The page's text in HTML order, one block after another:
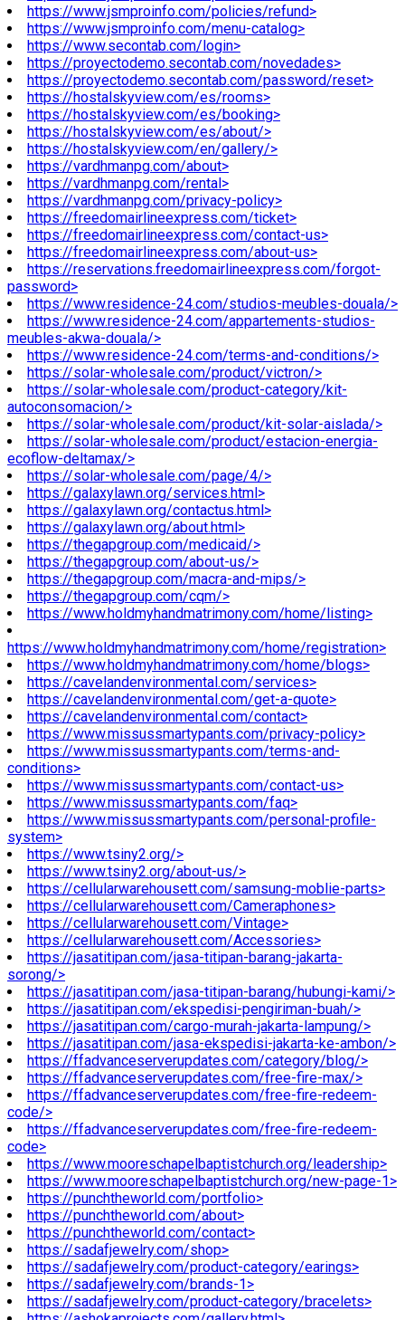
https://www.jsmproinfo.com/policies/refund>
https://www.jsmproinfo.com/menu-catalog>
https://www.secontab.com/login>
https://proyectodemo.secontab.com/novedades>
https://proyectodemo.secontab.com/password/reset>
https://hostalskyview.com/es/rooms>
https://hostalskyview.com/es/booking>
https://hostalskyview.com/es/about/>
https://hostalskyview.com/en/gallery/>
https://vardhmanpg.com/about>
https://vardhmanpg.com/rental>
https://vardhmanpg.com/privacy-policy>
https://freedomairlineexpress.com/ticket>
https://freedomairlineexpress.com/contact-us>
https://freedomairlineexpress.com/about-us>
https://reservations.freedomairlineexpress.com/forgot-
password>
https://www.residence-24.com/studios-meubles-douala/>
https://www.residence-24.com/appartements-studios-
meubles-akwa-douala/>
https://www.residence-24.com/terms-and-conditions/>
https://solar-wholesale.com/product/victron/>
https://solar-wholesale.com/product-category/kit-
autoconsomacion/>
https://solar-wholesale.com/product/kit-solar-aislada/>
https://solar-wholesale.com/product/estacion-energia-
ecoflow-deltamax/>
https://solar-wholesale.com/page/4/>
https://galaxylawn.org/services.html>
https://galaxylawn.org/contactus.html>
https://galaxylawn.org/about.html>
https://thegapgroup.com/medicaid/>
https://thegapgroup.com/about-us/>
https://thegapgroup.com/macra-and-mips/>
https://thegapgroup.com/cqm/>
https://www.holdmyhandmatrimony.com/home/listing>
https://www.holdmyhandmatrimony.com/home/registration>
https://www.holdmyhandmatrimony.com/home/blogs>
https://cavelandenvironmental.com/services>
https://cavelandenvironmental.com/get-a-quote>
https://cavelandenvironmental.com/contact>
https://www.missussmartypants.com/privacy-policy>
https://www.missussmartypants.com/terms-and-
conditions>
https://www.missussmartypants.com/contact-us>
https://www.missussmartypants.com/faq>
https://www.missussmartypants.com/personal-profile-
system>
https://www.tsiny2.org/>
https://www.tsiny2.org/about-us/>
https://cellularwarehousett.com/samsung-moblie-parts>
https://cellularwarehousett.com/Cameraphones>
https://cellularwarehousett.com/Vintage>
https://cellularwarehousett.com/Accessories>
https://jasatitipan.com/jasa-titipan-barang-jakarta-
sorong/>
https://jasatitipan.com/jasa-titipan-barang/hubungi-kami/>
https://jasatitipan.com/ekspedisi-pengiriman-buah/>
https://jasatitipan.com/cargo-murah-jakarta-lampung/>
https://jasatitipan.com/jasa-ekspedisi-jakarta-ke-ambon/>
https://ffadvanceserverupdates.com/category/blog/>
https://ffadvanceserverupdates.com/free-fire-max/>
https://ffadvanceserverupdates.com/free-fire-redeem-
code/>
https://ffadvanceserverupdates.com/free-fire-redeem-
code>
https://www.mooreschapelbaptistchurch.org/leadership>
https://www.mooreschapelbaptistchurch.org/new-page-1>
https://punchtheworld.com/portfolio>
https://punchtheworld.com/about>
https://punchtheworld.com/contact>
https://sadafjewelry.com/shop>
https://sadafjewelry.com/product-category/earings>
https://sadafjewelry.com/brands-1>
https://sadafjewelry.com/product-category/bracelets>